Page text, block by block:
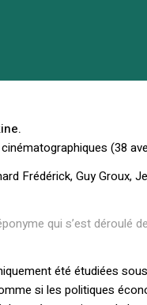
(38
Frédérick, Guy Groux,
qui s’est déroulé
été étudiées
si les politiques